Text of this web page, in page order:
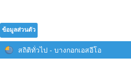
ข้อมูลส่วนตัว
สถิติทั่วไป - บางกอกเอสอีโอ